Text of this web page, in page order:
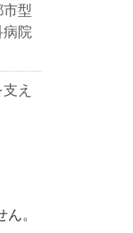
型
病院
え
。